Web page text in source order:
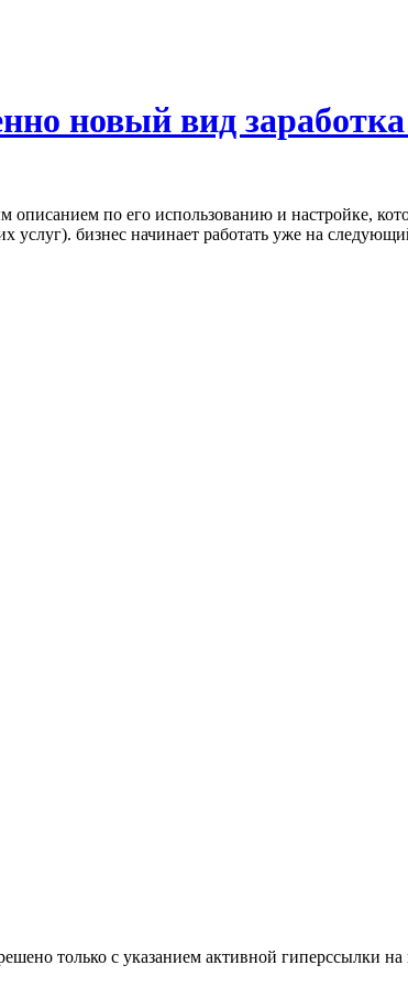
новый вид заработка
описанием по его использованию и настройке,
услуг). бизнес начинает работать уже на
только с указанием активной гиперссылки на